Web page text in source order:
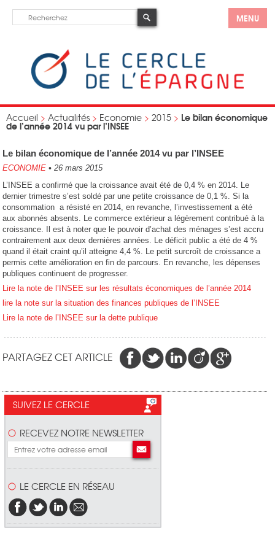
MENU
Accueil > Actualités > Economie > 2015 > Le bilan économique
de l’année 2014 vu par l’INSEE
Le bilan économique de l’année 2014 vu par l’INSEE
ECONOMIE • 26 mars 2015
L’INSEE a confirmé que la croissance avait été de 0,4 % en 2014. Le
dernier trimestre s’est soldé par une petite croissance de 0,1 %. Si la
consommation a résisté en 2014, en revanche, l’investissement a été
aux abonnés absents. Le commerce extérieur a légèrement contribué à la
croissance. Il est à noter que le pouvoir d’achat des ménages s’est accru
contrairement aux deux dernières années. Le déficit public a été de 4 %
quand il était craint qu’il atteigne 4,4 %. Le petit surcroît de croissance a
permis cette amélioration en fin de parcours. En revanche, les dépenses
publiques continuent de progresser.
Lire la note de l’INSEE sur les résultats économiques de l’année 2014
lire la note sur la situation des finances publiques de l’INSEE
Lire la note de l’INSEE sur la dette publique
PARTAGEZ CET ARTICLE
SUIVEZ LE CERCLE
RECEVEZ NOTRE NEWSLETTER
LE CERCLE EN RÉSEAU